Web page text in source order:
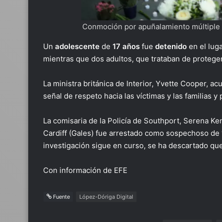
Conmoción por apuñalamiento múltiple
Un adolescente de 17 años fue detenido en el
mientras que dos adultos, que trataban de
La ministra británica de Interior, Yvette Cooper,
señal de respeto hacia las víctimas y las familias
La comisaria de la Policía de Southport, Serena
Cardiff (Gales) fue arrestado como sospechoso
investigación sigue en curso, se ha descartado
Con información de EFE
Fuente López-Dóriga Digital